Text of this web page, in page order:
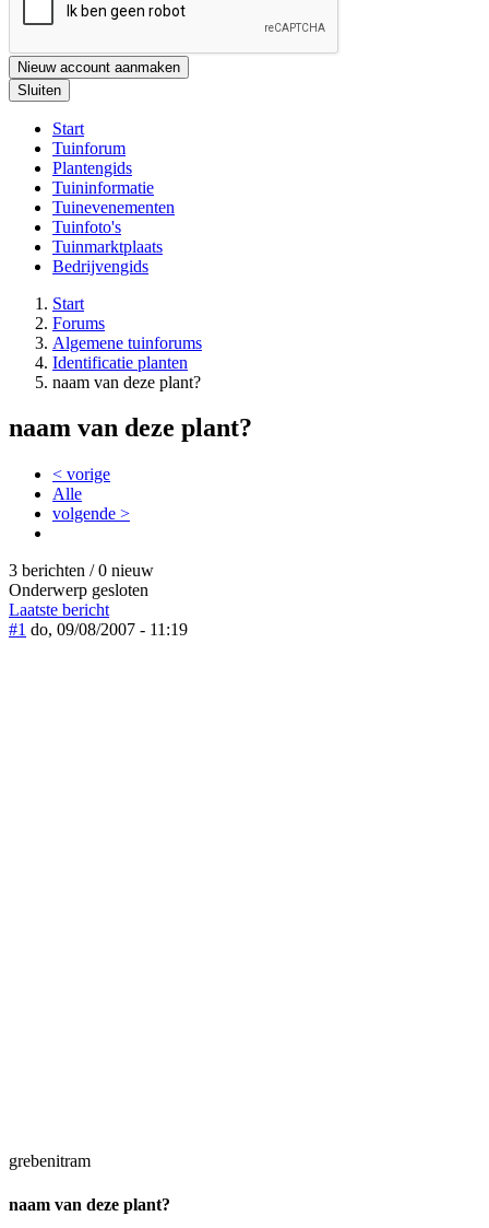
Nieuw account aanmaken
Sluiten
Start
Tuinforum
Plantengids
Tuininformatie
Tuinevenementen
Tuinfoto's
Tuinmarktplaats
Bedrijvengids
Start
Forums
Algemene tuinforums
Identificatie planten
naam van deze plant?
naam van deze plant?
< vorige
Alle
volgende >
3 berichten / 0 nieuw
Onderwerp gesloten
Laatste bericht
#1 do, 09/08/2007 - 11:19
grebenitram
naam van deze plant?